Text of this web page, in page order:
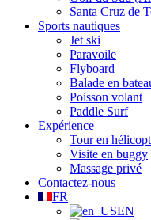
Santa Cruz de
Sports nautiques
Jet ski
Paravoile
Flyboard
Balade en
Poisson volant
Paddle Surf
Expérience
Tour en
Visite en buggy
Massage privé
Contactez-nous
FR
EN